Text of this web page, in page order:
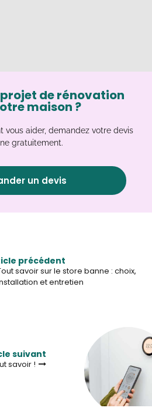
de rénovation
maison ?
vous aider, demandez votre devis
gratuitement.
un devis
précédent
savoir sur le store banne : choix,
et entretien
suivant
savoir !